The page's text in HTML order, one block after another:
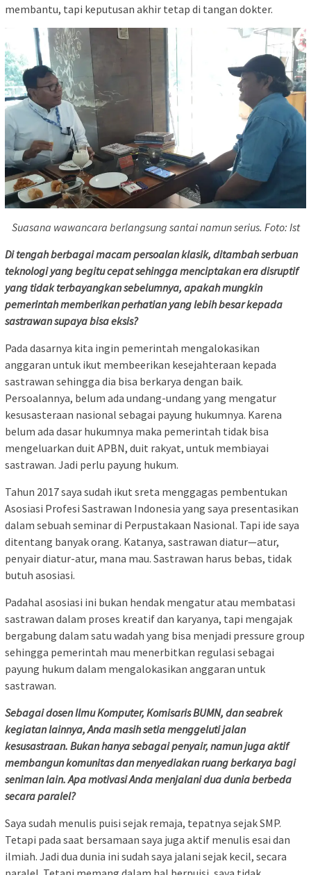
membantu, tapi keputusan akhir tetap di tangan dokter.
Suasana wawancara berlangsung santai namun serius. Foto: Ist
Di tengah berbagai macam persoalan klasik, ditambah serbuan
teknologi yang begitu cepat sehingga menciptakan era disruptif
yang tidak terbayangkan sebelumnya, apakah mungkin
pemerintah memberikan perhatian yang lebih besar kepada
sastrawan supaya bisa eksis?
Pada dasarnya kita ingin pemerintah mengalokasikan
anggaran untuk ikut membeerikan kesejahteraan kepada
sastrawan sehingga dia bisa berkarya dengan baik.
Persoalannya, belum ada undang-undang yang mengatur
kesusasteraan nasional sebagai payung hukumnya. Karena
belum ada dasar hukumnya maka pemerintah tidak bisa
mengeluarkan duit APBN, duit rakyat, untuk membiayai
sastrawan. Jadi perlu payung hukum.
Tahun 2017 saya sudah ikut sreta menggagas pembentukan
Asosiasi Profesi Sastrawan Indonesia yang saya presentasikan
dalam sebuah seminar di Perpustakaan Nasional. Tapi ide saya
ditentang banyak orang. Katanya, sastrawan diatur—atur,
penyair diatur-atur, mana mau. Sastrawan harus bebas, tidak
butuh asosiasi.
Padahal asosiasi ini bukan hendak mengatur atau membatasi
sastrawan dalam proses kreatif dan karyanya, tapi mengajak
bergabung dalam satu wadah yang bisa menjadi pressure group
sehingga pemerintah mau menerbitkan regulasi sebagai
payung hukum dalam mengalokasikan anggaran untuk
sastrawan.
Sebagai dosen Ilmu Komputer, Komisaris BUMN, dan seabrek
kegiatan lainnya, Anda masih setia menggeluti jalan
kesusastraan. Bukan hanya sebagai penyair, namun juga aktif
membangun komunitas dan menyediakan ruang berkarya bagi
seniman lain. Apa motivasi Anda menjalani dua dunia berbeda
secara paralel?
Saya sudah menulis puisi sejak remaja, tepatnya sejak SMP.
Tetapi pada saat bersamaan saya juga aktif menulis esai dan
ilmiah. Jadi dua dunia ini sudah saya jalani sejak kecil, secara